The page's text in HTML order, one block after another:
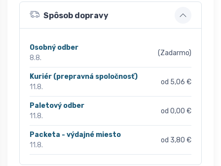
Spôsob dopravy
Osobný odber
8.8.
(Zadarmo)
Kuriér (prepravná spoločnosť)
11.8.
od 5,06 €
Paletový odber
11.8.
od 0,00 €
Packeta - výdajné miesto
11.8.
od 3,80 €